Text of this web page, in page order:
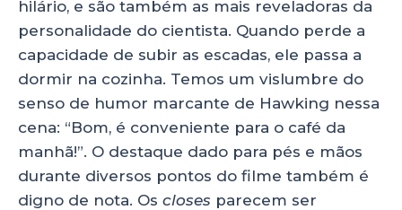
hilário, e são também as mais reveladoras da
personalidade do cientista. Quando perde a
capacidade de subir as escadas, ele passa a
dormir na cozinha. Temos um vislumbre do
senso de humor marcante de Hawking nessa
cena: “Bom, é conveniente para o café da
manhã!”. O destaque dado para pés e mãos
durante diversos pontos do filme também é
digno de nota. Os closes parecem ser